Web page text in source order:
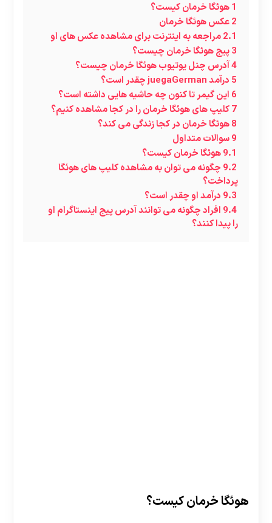
1هوئگا خرمان کیست؟
2عکس هوئگا خرمان
2.1مراجعه به اینترنت برای مشاهده عکس های او
3پیج هوئگا خرمان چیست؟
4آدرس چنل یوتیوب هوئگا خرمان چیست؟
5 درآمد juegaGerman چقدر است؟
6 این گیمر تا کنون چه حاشیه هایی داشته است؟
7کلیپ های هوئگا خرمان را در کجا مشاهده کنیم؟
8هوئگا خرمان در کجا زندگی می کند؟
9سوالات متداول
9.1هوئگا خرمان کیست؟
9.2 چگونه می توان به مشاهده کلیپ های هوئگا
پرداخت؟
9.3 درآمد او چقدر است؟
9.4 افراد چگونه می توانند آدرس پیج اینستاگرام او
را پیدا کنند؟
هوئگا خرمان کیست؟